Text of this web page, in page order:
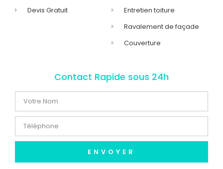
Devis Gratuit
Entretien toiture
Ravalement de façade
Couverture
Contact Rapide sous 24h
ENVOYER